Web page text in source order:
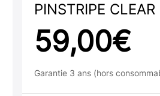
PINSTRIPE
59,00€
Garantie 3 ans (hors